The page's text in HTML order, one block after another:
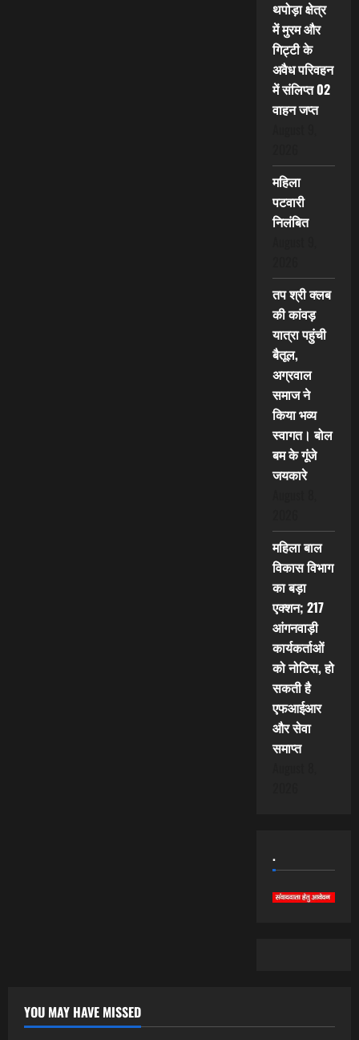
थपोड़ा क्षेत्र
में मुरम और
गिट्टी के
अवैध परिवहन
में संलिप्त 02
वाहन जप्त
महिला
पटवारी
निलंबित
तप श्री क्लब
की कांवड़
यात्रा पहुंची
बैतूल,
अग्रवाल
समाज ने
किया भव्य
स्वागत। बोल
बम के गूंजे
जयकारे
महिला बाल
विकास विभाग
का बड़ा
एक्शन; 217
आंगनवाड़ी
कार्यकर्ताओं
को नोटिस, हो
सकती है
एफआईआर
और सेवा
समाप्त
.
YOU MAY HAVE MISSED